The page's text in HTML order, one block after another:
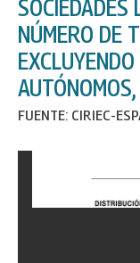
SOCIEDADES
NÚMERO DE
FUENTE: CIRIEC-